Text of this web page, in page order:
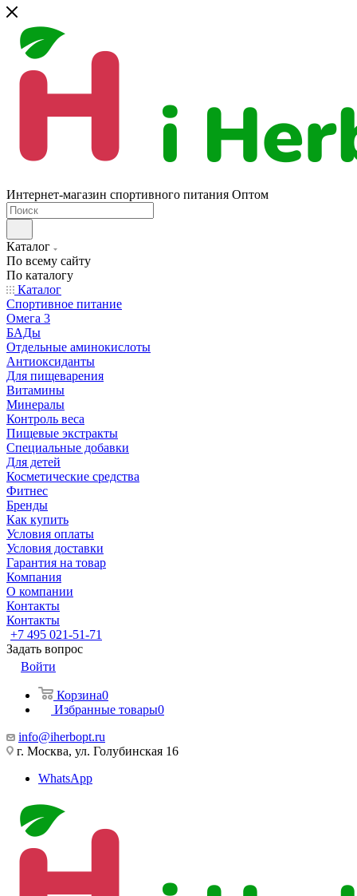
Интернет-магазин спортивного питания Оптом
Каталог
По всему сайту
По каталогу
Каталог
Спортивное питание
Омега 3
БАДы
Отдельные аминокислоты
Антиоксиданты
Для пищеварения
Витамины
Минералы
Контроль веса
Пищевые экстракты
Специальные добавки
Для детей
Косметические средства
Фитнес
Бренды
Как купить
Условия оплаты
Условия доставки
Гарантия на товар
Компания
О компании
Контакты
Контакты
+7 495 021-51-71
Задать вопрос
Войти
Корзина0
Избранные товары0
info@iherbopt.ru
г. Москва, ул. Голубинская 16
WhatsApp